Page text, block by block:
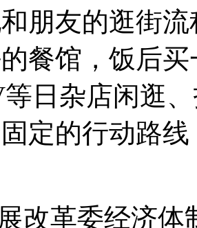
朋友的逛街
餐馆，饭后
日杂店闲逛
定的行动路
改革委经济